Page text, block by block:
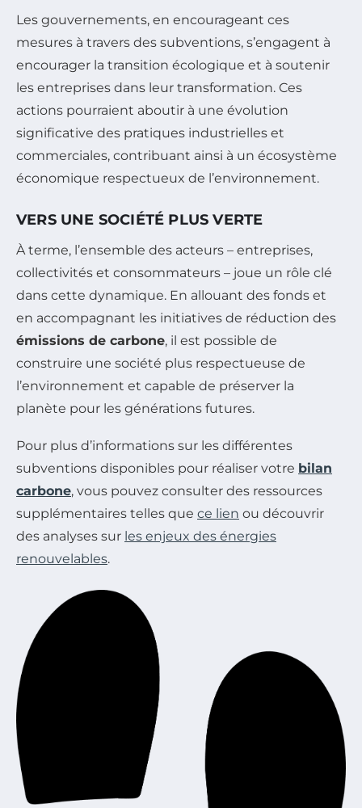
Les gouvernements, en encourageant ces
mesures à travers des subventions, s’engagent à
encourager la transition écologique et à soutenir
les entreprises dans leur transformation. Ces
actions pourraient aboutir à une évolution
significative des pratiques industrielles et
commerciales, contribuant ainsi à un écosystème
économique respectueux de l’environnement.
VERS UNE SOCIÉTÉ PLUS VERTE
À terme, l’ensemble des acteurs – entreprises,
collectivités et consommateurs – joue un rôle clé
dans cette dynamique. En allouant des fonds et
en accompagnant les initiatives de réduction des
émissions de carbone, il est possible de
construire une société plus respectueuse de
l’environnement et capable de préserver la
planète pour les générations futures.
Pour plus d’informations sur les différentes
subventions disponibles pour réaliser votre bilan
carbone, vous pouvez consulter des ressources
supplémentaires telles que ce lien ou découvrir
des analyses sur les enjeux des énergies
renouvelables.